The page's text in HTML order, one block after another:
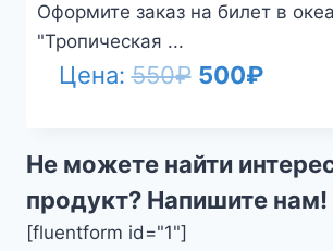
Оформите заказ на билет в
"Тропическая ...
Цена:550₽
составляла
500₽
Не можете найти
продукт? Напишите нам!
[fluentform id="1"]